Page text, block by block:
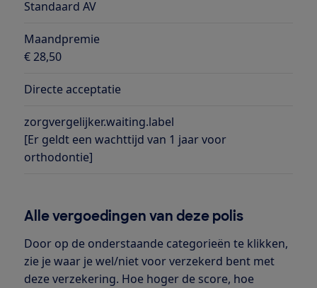
Standaard AV
Maandpremie
€ 28,50
Directe acceptatie
zorgvergelijker.waiting.label
[Er geldt een wachttijd van 1 jaar voor
orthodontie]
Alle vergoedingen van deze polis
Door op de onderstaande categorieën te klikken,
zie je waar je wel/niet voor verzekerd bent met
deze verzekering. Hoe hoger de score, hoe